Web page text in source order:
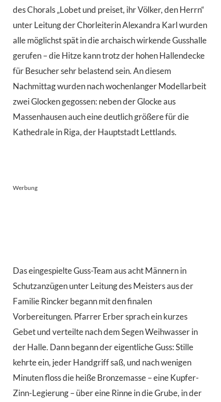
des Chorals „Lobet und preiset, ihr Völker, den Herrn“
unter Leitung der Chorleiterin Alexandra Karl wurden
alle möglichst spät in die archaisch wirkende Gusshalle
gerufen – die Hitze kann trotz der hohen Hallendecke
für Besucher sehr belastend sein. An diesem
Nachmittag wurden nach wochenlanger Modellarbeit
zwei Glocken gegossen: neben der Glocke aus
Massenhausen auch eine deutlich größere für die
Kathedrale in Riga, der Hauptstadt Lettlands.
Werbung
Das eingespielte Guss-Team aus acht Männern in
Schutzanzügen unter Leitung des Meisters aus der
Familie Rincker begann mit den finalen
Vorbereitungen. Pfarrer Erber sprach ein kurzes
Gebet und verteilte nach dem Segen Weihwasser in
der Halle. Dann begann der eigentliche Guss: Stille
kehrte ein, jeder Handgriff saß, und nach wenigen
Minuten floss die heiße Bronzemasse – eine Kupfer-
Zinn-Legierung – über eine Rinne in die Grube, in der